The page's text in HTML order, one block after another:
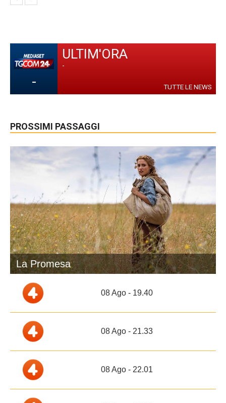
-
ULTIM'ORA
-
TUTTE LE NEWS
PROSSIMI PASSAGGI
La Promesa
08 Ago - 19.40
08 Ago - 21.33
08 Ago - 22.01